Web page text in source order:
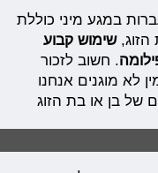
במגע מיני כוללת
הזוג,שימוש קבוע
. חשוב לזכור
לא מוגנים אנחנו
של בן או בת הזוג